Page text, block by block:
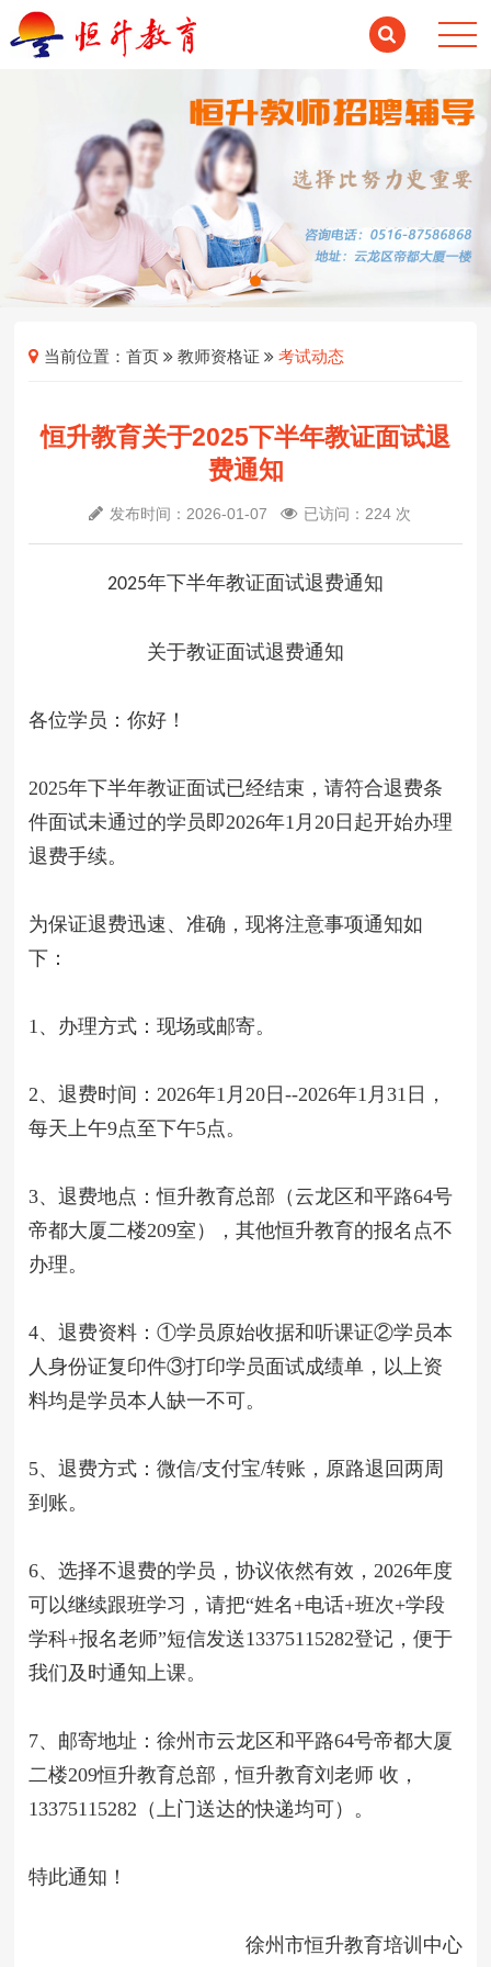
当前位置：首页 教师资格证 考试动态
恒升教育关于2025下半年教证面试退
费通知
发布时间：2026-01-07 已访问：224 次
2025年下半年教证面试退费通知
关于教证面试退费通知
各位学员：你好！
2025年下半年教证面试已经结束，请符合退费条
件面试未通过的学员即2026年1 月 20日起开始办理
退费手续。
为保证退费迅速、准确，现将注意事项通知如
下：
1、办理方式：现场或邮寄。
2、退费时间：2026年1 月 20日--2026年1 月31 日，
每天 上午9点至下午5点。
3、退费地点：恒升教育总部（云龙区和平路64号
帝都大厦二楼209室），其他恒升教育的报名点不
办理。
4、退费资料：①学员原始收据和听课证②学员本
人身份证复印件③打印学员面试成绩单，以上资
料均是学员本人缺一不可。
5、退费方式：微信/支付宝/转账， 原路退回两周
到账。
6、选择不退费的学员，协议依然有效，2026年度
可以继续跟班学习，请把“姓名+电话+班次+学段
学科+报名老师”短信发送13375115282登记，便于
我们及时通知上课。
7、邮寄地址：徐州市云龙区和平路64号帝都大厦
二楼209恒升教育总部，恒升教育刘老师 收，
13375115282（上门送达的快递均可）。
特此通知！
徐州市恒升教育培训中心